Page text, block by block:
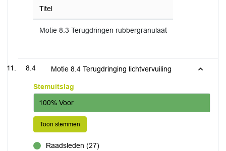
Titel
Motie 8.3 Terugdringen rubbergranulaat
8.4 Motie 8.4 Terugdringing lichtvervuiling
Stemuitslag
100% Voor
Toon stemmen
Raadsleden (27)